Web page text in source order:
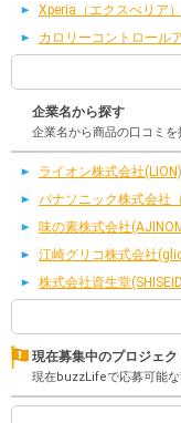
Xperia（エクスぺリア）
カロリーコントロール
企業名から探す
企業名から商品の口コミ
ライオン株式会社(LION)
パナソニック株式会社
味の素株式会社
江崎グリコ株式会社
株式会社資生堂
現在募集中のプロジェク
現在buzzLifeで応募可能な